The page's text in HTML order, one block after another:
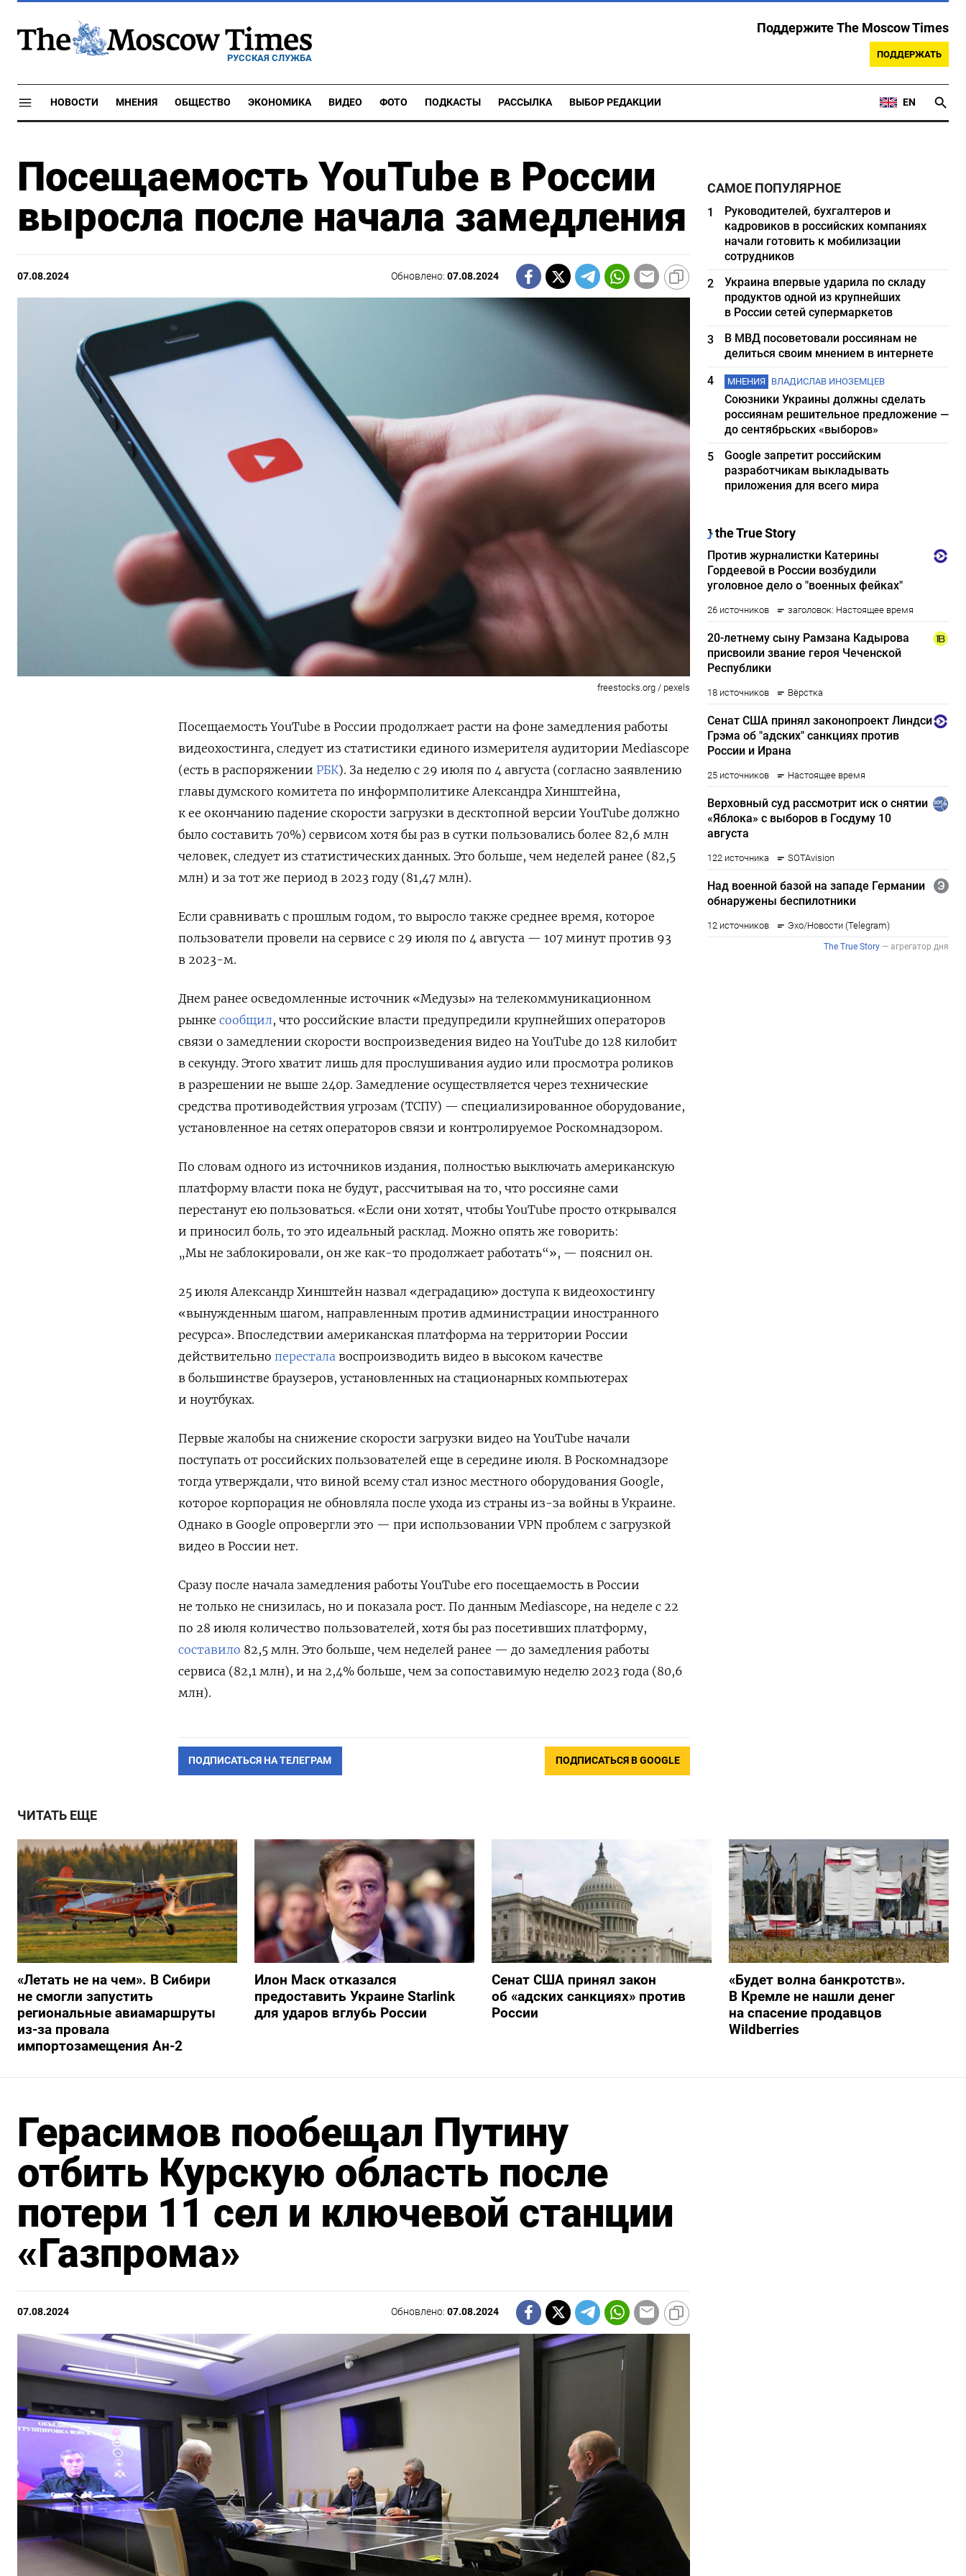
РУССКАЯ СЛУЖБА
Поддержите The Moscow Times
ПОДДЕРЖАТЬ
НОВОСТИ МНЕНИЯ ОБЩЕСТВО ЭКОНОМИКА ВИДЕО ФОТО ПОДКАСТЫ РАССЫЛКА ВЫБОР РЕДАКЦИИ EN
Посещаемость YouTube в России
выросла после начала замедления
07.08.2024 Обновлено:07.08.2024
freestocks.org / pexels
Посещаемость YouTube в России продолжает расти на фоне замедления работы
видеохостинга, следует из статистики единого измерителя аудитории Mediascope
(есть в распоряжении РБК). За неделю с 29 июля по 4 августа (согласно заявлению
главы думского комитета по информполитике Александра Хинштейна,
к ее окончанию падение скорости загрузки в десктопной версии YouTube должно
было составить 70%) сервисом хотя бы раз в сутки пользовались более 82,6 млн
человек, следует из статистических данных. Это больше, чем неделей ранее (82,5
млн) и за тот же период в 2023 году (81,47 млн).
Если сравнивать с прошлым годом, то выросло также среднее время, которое
пользователи провели на сервисе с 29 июля по 4 августа — 107 минут против 93
в 2023-м.
Днем ранее осведомленные источник «Медузы» на телекоммуникационном
рынке сообщил, что российские власти предупредили крупнейших операторов
связи о замедлении скорости воспроизведения видео на YouTube до 128 килобит
в секунду. Этого хватит лишь для прослушивания аудио или просмотра роликов
в разрешении не выше 240p. Замедление осуществляется через технические
средства противодействия угрозам (ТСПУ) — специализированное оборудование,
установленное на сетях операторов связи и контролируемое Роскомнадзором.
По словам одного из источников издания, полностью выключать американскую
платформу власти пока не будут, рассчитывая на то, что россияне сами
перестанут ею пользоваться. «Если они хотят, чтобы YouTube просто открывался
и приносил боль, то это идеальный расклад. Можно опять же говорить:
„Мы не заблокировали, он же как-то продолжает работать“», — пояснил он.
25 июля Александр Хинштейн назвал «деградацию» доступа к видеохостингу
«вынужденным шагом, направленным против администрации иностранного
ресурса». Впоследствии американская платформа на территории России
действительно перестала воспроизводить видео в высоком качестве
в большинстве браузеров, установленных на стационарных компьютерах
и ноутбуках.
Первые жалобы на снижение скорости загрузки видео на YouTube начали
поступать от российских пользователей еще в середине июля. В Роскомнадзоре
тогда утверждали, что виной всему стал износ местного оборудования Google,
которое корпорация не обновляла после ухода из страны из-за войны в Украине.
Однако в Google опровергли это — при использовании VPN проблем с загрузкой
видео в России нет.
Сразу после начала замедления работы YouTube его посещаемость в России
не только не снизилась, но и показала рост. По данным Mediascope, на неделе с 22
по 28 июля количество пользователей, хотя бы раз посетивших платформу,
составило 82,5 млн. Это больше, чем неделей ранее — до замедления работы
сервиса (82,1 млн), и на 2,4% больше, чем за сопоставимую неделю 2023 года (80,6
млн).
ПОДПИСАТЬСЯ НА ТЕЛЕГРАМ ПОДПИСАТЬСЯ В GOOGLE
САМОЕ ПОПУЛЯРНОЕ
1
Руководителей, бухгалтеров и
кадровиков в российских компаниях
начали готовить к мобилизации
сотрудников
2
Украина впервые ударила по складу
продуктов одной из крупнейших
в России сетей супермаркетов
3
В МВД посоветовали россиянам не
делиться своим мнением в интернете
4
МНЕНИЯ ВЛАДИСЛАВ ИНОЗЕМЦЕВ
Союзники Украины должны сделать
россиянам решительное предложение —
до сентябрьских «выборов»
5
Google запретит российским
разработчикам выкладывать
приложения для всего мира
ЧИТАТЬ ЕЩЕ
«Летать не на чем». В Сибири
не смогли запустить
региональные авиамаршруты
из-за провала
импортозамещения Ан-2
Илон Маск отказался
предоставить Украине Starlink
для ударов вглубь России
Сенат США принял закон
об «адских санкциях» против
России
«Будет волна банкротств».
В Кремле не нашли денег
на спасение продавцов
Wildberries
Герасимов пообещал Путину
отбить Курскую область после
потери 11 сел и ключевой станции
«Газпрома»
07.08.2024 Обновлено:07.08.2024